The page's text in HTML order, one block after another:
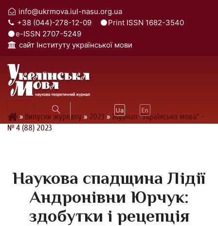
info@ukrmova.iul-nasu.org.ua
+38 (044)-278-12-09
Print ISSN 1682-3540
e-ISSN 2707-5249
cайт Інституту української мови
» Випуски журналу » 2023 » Журнал “Українська мова” -
№ 4 (88) 2023
Наукова спадщина Лідії
Андронівни Юрчук:
здобутки і рецепція